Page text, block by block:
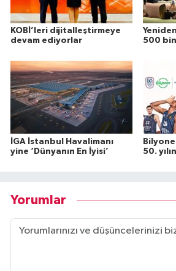
KOBİ’leri dijitalleştirmeye
devam ediyorlar
500 bin
İGA İstanbul Havalimanı
yine ‘Dünyanın En İyisi’
50.
Yorumlar